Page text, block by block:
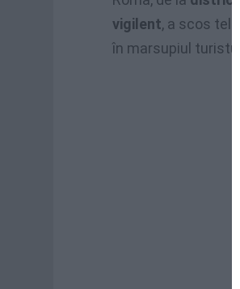
vigilent, a scos
în marsupiul